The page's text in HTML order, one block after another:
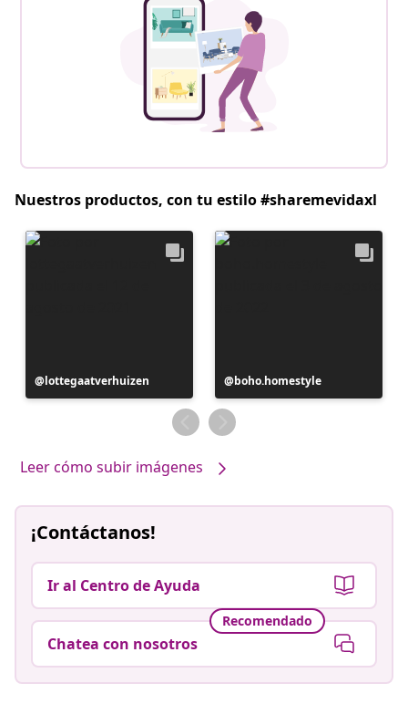
Nuestros productos, con tu estilo #sharemevidaxl
Publicación
realizada
lottegaatverhuizen
Publicación
realizada
por
boho.homestyle
Leer cómo subir imágenes
¡Contáctanos!
Ir al Centro de Ayuda
Recomendado
Chatea con nosotros